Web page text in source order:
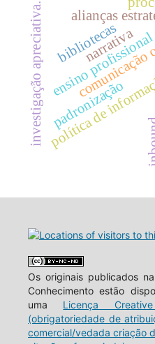
política de
padronização
narrativa
alianças
ensino profissional
investigação apreciativa. bibliotecas
Os originais publicados
Conhecimento estão
uma Licença
(obrigatoriedade de
comercial/vedada criação